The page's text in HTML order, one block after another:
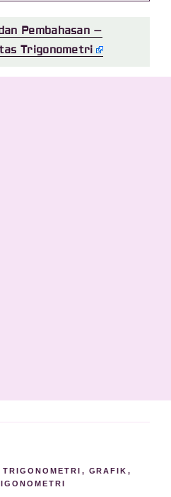
Pembahasan –
Trigonometri
TRIGONOMETRI , GRAFIK ,